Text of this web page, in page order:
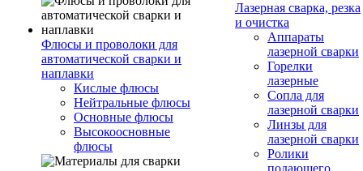
Флюсы и проволоки для
автоматической сварки и
наплавки
Кислые флюсы
Нейтральные флюсы
Основные флюсы
Высокоосновные
флюсы
Лазерная сварка, резка
и очистка
Аппараты
лазерной сварки
Горелки
лазерные
Сопла для
лазерной сварки
Линзы для
лазерной сварки
Ролики
подающего